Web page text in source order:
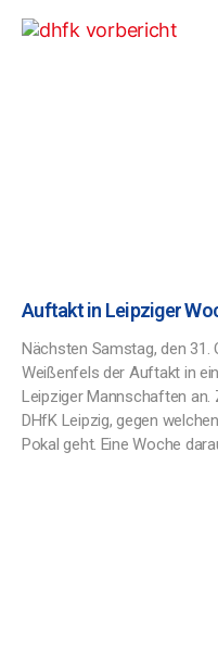
Auftakt in Leipziger
Nächsten Samstag, den 31.
Weißenfels der Auftakt in
Leipziger Mannschaften an.
DHfK Leipzig, gegen
Pokal geht. Eine Woche